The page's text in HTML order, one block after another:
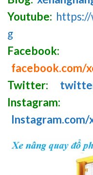
Youtube: https://
g
Facebook:
facebook.com/
Twitter:
Instagram:
Instagram.com/